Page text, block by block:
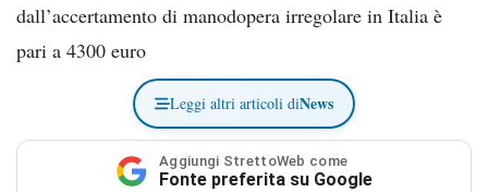
dall’accertamento di manodopera irregolare in Italia è
pari a 4300 euro
Leggi altri articoli diNews
Aggiungi StrettoWeb come
Fonte preferita su Google